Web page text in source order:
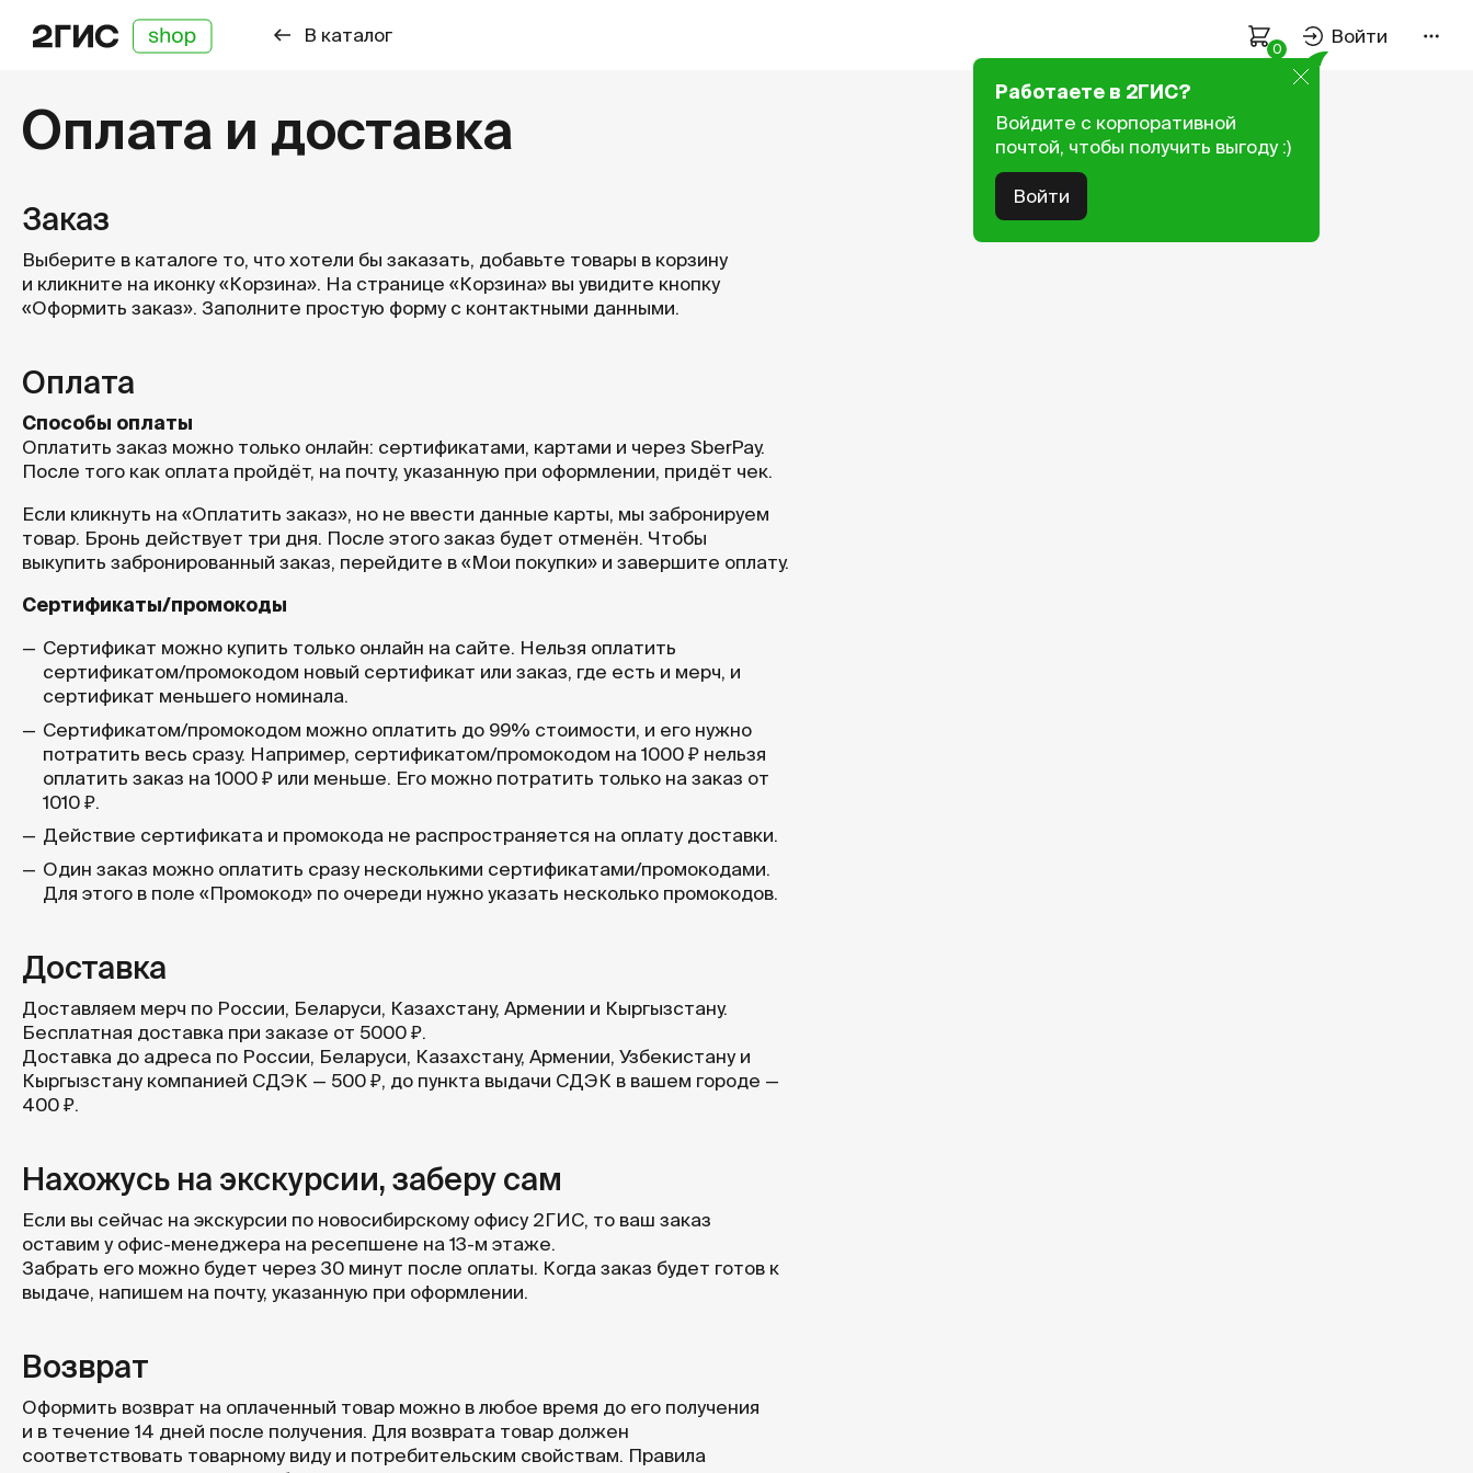
0
Войти
В каталог
Оплата и доставка
Как подобрать размер
Политика конфиденциальности
Связаться с нами
Работаете в 2ГИС?
Войдите с корпоративной
почтой, чтобы получить выгоду :)
Войти
Оплата и доставка
Заказ
Выберите в каталоге то, что хотели бы заказать, добавьте товары в корзину
и кликните на иконку «Корзина». На странице «Корзина» вы увидите кнопку
«Оформить заказ». Заполните простую форму с контактными данными.
Оплата
Способы оплаты
Оплатить заказ можно только онлайн: сертификатами, картами и через SberPay.
После того как оплата пройдёт, на почту, указанную при оформлении, придёт чек.
Если кликнуть на «Оплатить заказ», но не ввести данные карты, мы забронируем
товар. Бронь действует три дня. После этого заказ будет отменён. Чтобы
выкупить забронированный заказ, перейдите в «Мои покупки» и завершите оплату.
Сертификаты/промокоды
Сертификат можно купить только онлайн на сайте. Нельзя оплатить
сертификатом/промокодом новый сертификат или заказ, где есть и мерч, и
сертификат меньшего номинала.
Сертификатом/промокодом можно оплатить до 99% стоимости, и его нужно
потратить весь сразу. Например, сертификатом/промокодом на 1000 ₽ нельзя
оплатить заказ на 1000 ₽ или меньше. Его можно потратить только на заказ от
1010 ₽.
Действие сертификата и промокода не распространяется на оплату доставки.
Один заказ можно оплатить сразу несколькими сертификатами/промокодами.
Для этого в поле «Промокод» по очереди нужно указать несколько промокодов.
Доставка
Доставляем мерч по России, Беларуси, Казахстану, Армении и Кыргызстану.
Бесплатная доставка при заказе от 5000 ₽.
Доставка до адреса по России, Беларуси, Казахстану, Армении, Узбекистану и
Кыргызстану компанией СДЭК — 500 ₽, до пункта выдачи СДЭК в вашем городе —
400 ₽.
Нахожусь на экскурсии, заберу сам
Если вы сейчас на экскурсии по новосибирскому офису 2ГИС, то ваш заказ
оставим у офис-менеджера на ресепшене на 13-м этаже.
Забрать его можно будет через 30 минут после оплаты. Когда заказ будет готов к
выдаче, напишем на почту, указанную при оформлении.
Возврат
Оформить возврат на оплаченный товар можно в любое время до его получения
и в течение 14 дней после получения. Для возврата товар должен
соответствовать товарному виду и потребительским свойствам. Правила